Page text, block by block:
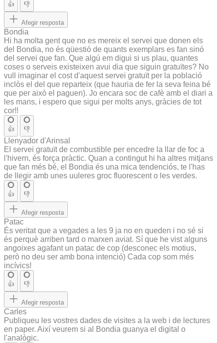
👍 👎
Afegir resposta
Bondia
Hi ha molta gent que no es mereix el servei que donen els
del Bondia, no és qüestió de quants exemplars es fan sinó
del servei que fan. Que algú em digui si us plau, quantes
coses o serveis existeixen avui dia que siguin gratuïtes? No
vull imaginar el cost d'aquest servei gratuït per la població
inclòs el del que reparteix (que hauria de fer la seva feina bé
que per això el paguen). Jo encara soc de cafè amb el diari a
les mans, i espero que sigui per molts anys, gràcies de tot
cor!!
👍 👎
Llenyador d'Arinsal
El servei gratuït de combustible per encedre la llar de foc a
l'hivern, és força pràctic. Quan a contingut hi ha altres mitjans
que fan més bé, el Bondia és una mica tendenciós, te l'has
de llegir amb unes uuleres groc fluorescent o les verdes.
👍 👎
Afegir resposta
Patac
És veritat que a vegades a les 9 ja no en queden i no sé si
és perquè arriben tard o marxen aviat. Sí que he vist alguns
angoixes agafant un patac de cop (desconec els motius,
però no deu ser amb bona intenció) Cada cop som més
incívics!
👍 👎
Afegir resposta
Carles
Publiqueu les vostres dades de visites a la web i de lectures
en paper. Així veurem si al Bondia guanya el digital o
l'analògic.